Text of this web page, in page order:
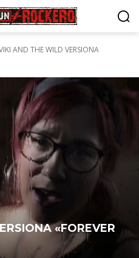
AND THE WILD VERSIONA
«FOREVER